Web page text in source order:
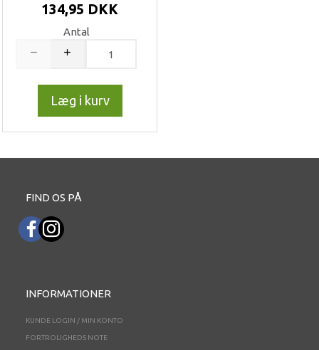
134,95 DKK
Antal
Læg i kurv
FIND OS PÅ
INFORMATIONER
KUNDE LOGIN / MIN KONTO
FORTROLIGHEDS NOTE